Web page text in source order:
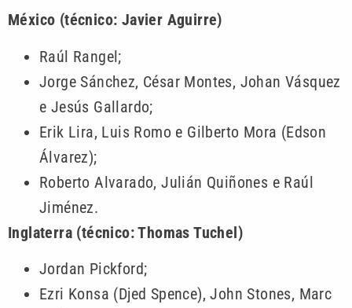
México (técnico: Javier Aguirre)
Raúl Rangel;
Jorge Sánchez, César Montes, Johan Vásquez
e Jesús Gallardo;
Erik Lira, Luis Romo e Gilberto Mora (Edson
Álvarez);
Roberto Alvarado, Julián Quiñones e Raúl
Jiménez.
Inglaterra (técnico: Thomas Tuchel)
Jordan Pickford;
Ezri Konsa (Djed Spence), John Stones, Marc